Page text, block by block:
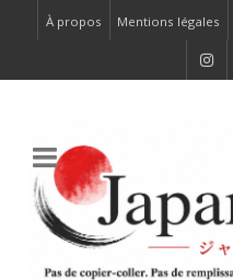
À propos Mentions légales